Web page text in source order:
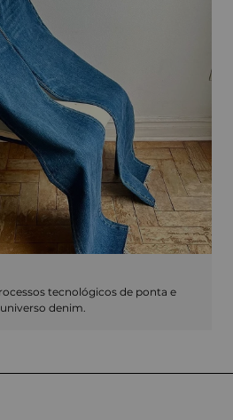
tecnológicos de ponta e
denim.